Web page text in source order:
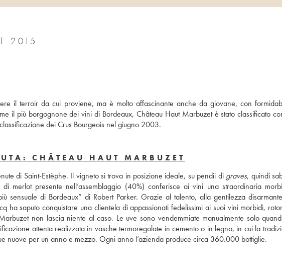
CHÂTEAU HAUT MARBUZET 2015
il terroir da cui proviene, ma è molto affascinante anche da giovane, con
il più borgognone dei vini di Bordeaux, Château Haut Marbuzet è stato classificato
dei Crus Bourgeois nel giugno 2003.
CHÂTEAU HAUT MARBUZET
di Saint-Estèphe. Il vigneto si trova in posizione ideale, su pendii di graves, quindi
merlot presente nell’assemblaggio (40%) conferisce ai vini una straordinaria
sensuale di Bordeaux” di Robert Parker. Grazie al talento, alla gentilezza
ha saputo conquistare una clientela di appassionati fedelissimi ai suoi vini morbidi,
non lascia niente al caso. Le uve sono vendemmiate manualmente solo
attenta realizzata in vasche termoregolate in cemento o in legno, in cui la
nuove per un anno e mezzo. Ogni anno l’azienda produce circa 360.000 bottiglie.